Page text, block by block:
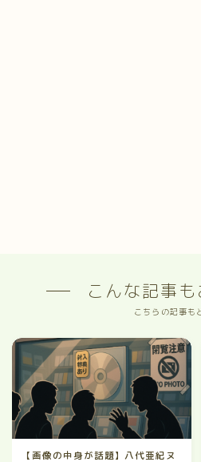
こんな記事
こちらの記事も
【画像の中身が話題】八代亜紀ヌ